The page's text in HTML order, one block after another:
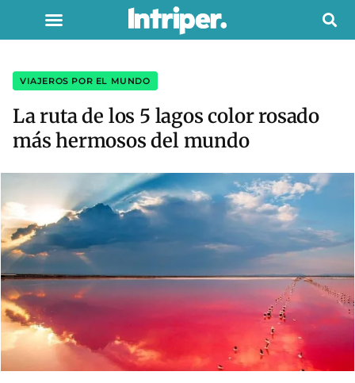
VIAJEROS POR EL MUNDO
La ruta de los 5 lagos color rosado
más hermosos del mundo